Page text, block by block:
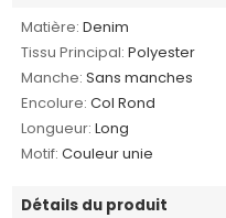
Matière: Denim
Tissu Principal: Polyester
Manche: Sans manches
Encolure: Col Rond
Longueur: Long
Motif: Couleur unie
Détails du produit